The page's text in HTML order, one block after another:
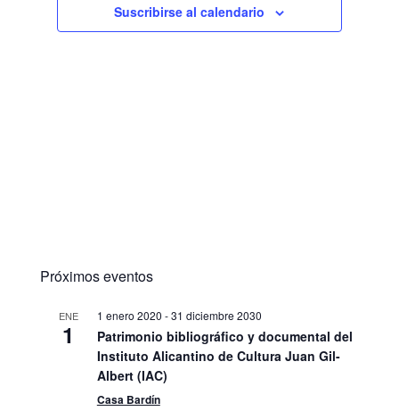
Suscribirse al calendario
Próximos eventos
ENE
1
1 enero 2020 -31 diciembre 2030
Patrimonio bibliográfico y documental del
Instituto Alicantino de Cultura Juan Gil-
Albert (IAC)
Casa Bardín